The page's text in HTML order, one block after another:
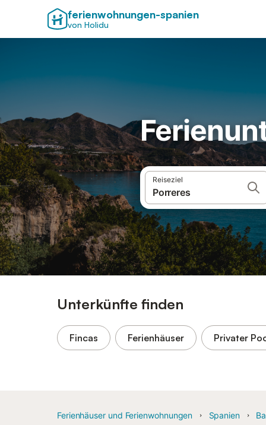
ferienwohnungen-spanien
von Holidu
Reiseziel
Unterkünfte finden
Fincas Ferienhäuser Privater
Ferienhäuser und Ferienwohnungen Spanien